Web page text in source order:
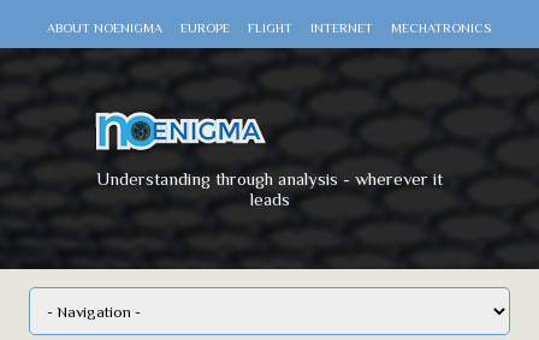
ABOUT NOENIGMA EUROPE FLIGHT INTERNET MECHATRONICS
Understanding through analysis - wherever it
leads